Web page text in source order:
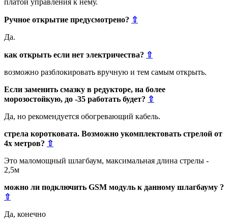
Ручное открытие предусмотрено? ⇧
Да.
как открыть если нет электричества? ⇧
возможно разблокировать вручную и тем самым открыть.
Если заменить смазку в редукторе, на более
морозостойкую, до -35 работать будет? ⇧
Да, но рекомендуется обогревающий кабель.
стрела коротковата. Возможно укомплектовать стрелой от
4х метров? ⇧
Это маломощный шлагбаум, максимальная длина стрелы -
2,5м
можно ли подключить GSM модуль к данному шлагбауму ?
⇧
Да, конечно